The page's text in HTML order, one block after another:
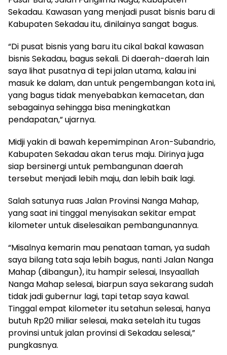
Sekadau. Kawasan yang menjadi pusat bisnis baru di
Kabupaten Sekadau itu, dinilainya sangat bagus.
“Di pusat bisnis yang baru itu cikal bakal kawasan
bisnis Sekadau, bagus sekali. Di daerah-daerah lain
saya lihat pusatnya di tepi jalan utama, kalau ini
masuk ke dalam, dan untuk pengembangan kota ini,
yang bagus tidak menyebabkan kemacetan, dan
sebagainya sehingga bisa meningkatkan
pendapatan,” ujarnya.
Midji yakin di bawah kepemimpinan Aron-Subandrio,
Kabupaten Sekadau akan terus maju. Dirinya juga
siap bersinergi untuk pembangunan daerah
tersebut menjadi lebih maju, dan lebih baik lagi.
Salah satunya ruas Jalan Provinsi Nanga Mahap,
yang saat ini tinggal menyisakan sekitar empat
kilometer untuk diselesaikan pembangunannya.
“Misalnya kemarin mau penataan taman, ya sudah
saya bilang tata saja lebih bagus, nanti Jalan Nanga
Mahap (dibangun), itu hampir selesai, Insyaallah
Nanga Mahap selesai, biarpun saya sekarang sudah
tidak jadi gubernur lagi, tapi tetap saya kawal.
Tinggal empat kilometer itu setahun selesai, hanya
butuh Rp20 miliar selesai, maka setelah itu tugas
provinsi untuk jalan provinsi di Sekadau selesai,”
pungkasnya.